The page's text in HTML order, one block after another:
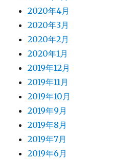
2020年4月
2020年3月
2020年2月
2020年1月
2019年12月
2019年11月
2019年10月
2019年9月
2019年8月
2019年7月
2019年6月